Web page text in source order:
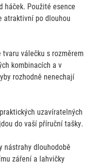
háček. Použité esence
atraktivní po dlouhou
tvaru válečku s rozměrem
kombinacích a v
rozhodně nenechají
uzavíratelných
do vaší příruční tašky.
nástrahy dlouhodobě
záření a lahvičky